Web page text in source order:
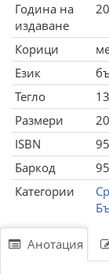
Година на
издаване
Корици
Език
Тегло
Размери
ISBN
Баркод
Категории
Анотация